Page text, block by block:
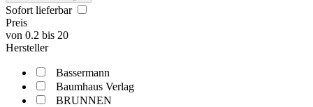
Sofort lieferbar
Preis
von 0.2 bis 20
Hersteller
Bassermann
Baumhaus Verlag
BRUNNEN